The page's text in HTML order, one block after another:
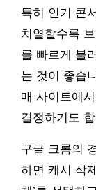
특히 인기 콘
치열할수록
를 빠르게 불
는 것이 좋습
매 사이트에
결정하기도
구글 크롬의
하면 캐시 삭